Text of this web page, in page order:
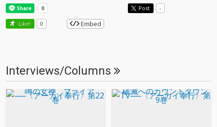
Post -
Like! 0 Embed
Interviews/Columns